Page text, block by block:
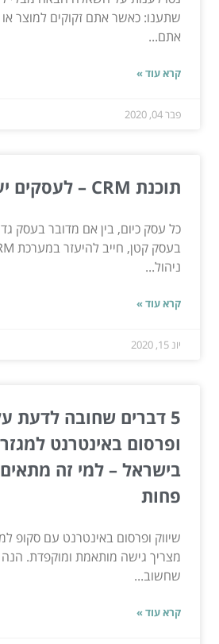
שתענו: כאשר אתם זקוקים למוצר
אתם...
קרא עוד »
פבר 04, 2020
תוכנת CRM – לעסקים יעילים
כל עסק כיום, בין אם מדובר בעסק
ניהול...
קרא עוד »
יונ 15, 2020
5 דברים שחובה לדעת
ופרסום באינטרנט
בישראל – למי זה
פחות
שיווק ופרסום באינטרנט עם סקופ
מצריך גישה מותאמת ומוקפדת.
שחשוב...
קרא עוד »